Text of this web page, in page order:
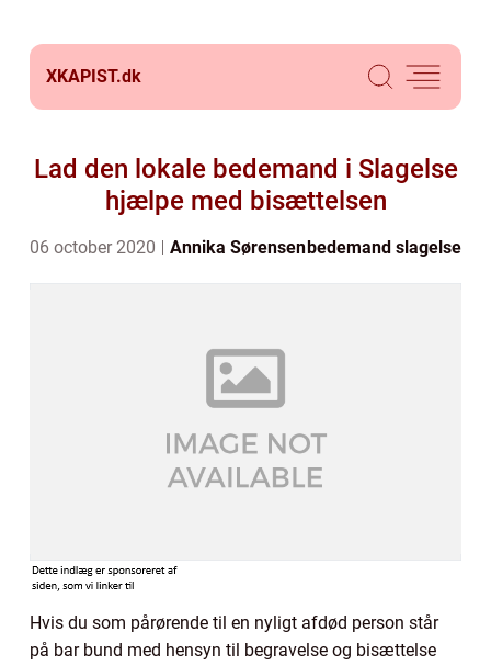
XKAPIST.dk
Lad den lokale bedemand i Slagelse
hjælpe med bisættelsen
06 october 2020 Annika Sørensenbedemand slagelse
Hvis du som pårørende til en nyligt afdød person står
på bar bund med hensyn til begravelse og bisættelse